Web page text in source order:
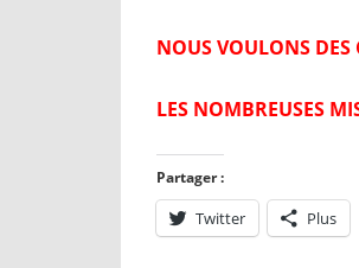
NOUS VOULONS DES
LES NOMBREUSES
Partager :
Twitter Plus